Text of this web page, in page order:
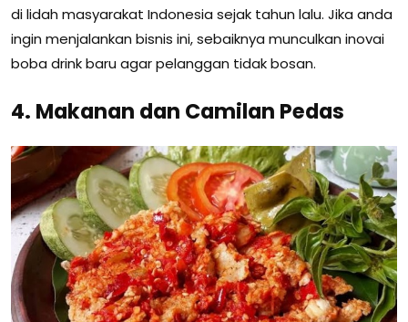
di lidah masyarakat Indonesia sejak tahun lalu. Jika anda
ingin menjalankan bisnis ini, sebaiknya munculkan inovai
boba drink baru agar pelanggan tidak bosan.
4. Makanan dan Camilan Pedas